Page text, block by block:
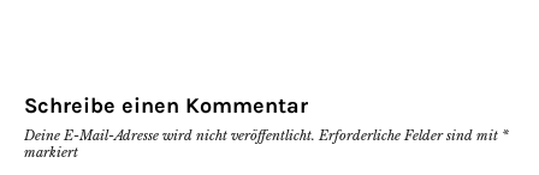
Schreibe einen Kommentar
Deine E-Mail-Adresse wird nicht veröffentlicht. Erforderliche Felder sind mit *
markiert